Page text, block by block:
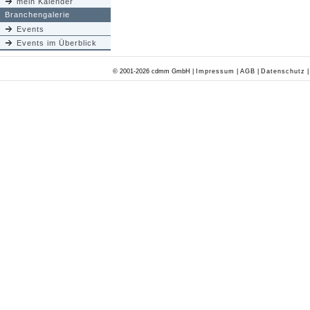
Branchengalerie
Events
Events im Überblick
© 2001-2026 cdmm GmbH | Impressum AGB Datenschutz